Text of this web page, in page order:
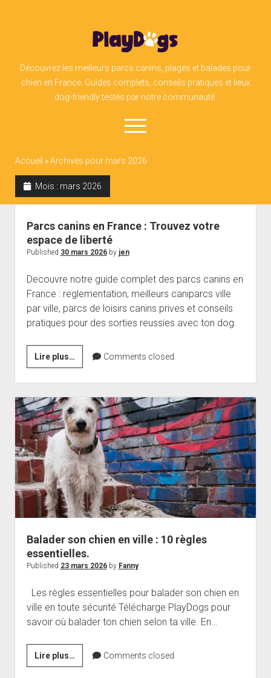
PlayDogs
Découvrez les meilleurs parcs canins, plages et balades pour
chien en France. Guides complets, conseils pratiques et lieux
dog-friendly testés par notre communauté.
open
menu
facebookinstagram
linkedinadmin@play-dogs.ch
Accueil »Archives pour mars 2026
Mois : mars 2026
Parcs canins en France : Trouvez votre
espace de liberté
Published 30 mars 2026by jen
Decouvre notre guide complet des parcs canins en
France : reglementation, meilleurs caniparcs ville
par ville, parcs de loisirs canins prives et conseils
pratiques pour des sorties reussies avec ton dog.
Lire plus… Parcs
canins
en
France
:
Trouvez
votre
espace
de
liberté
Comments closed
Balader son chien en ville : 10 règles
essentielles.
Published 23 mars 2026by Fanny
Les règles essentielles pour balader son chien en
ville en toute sécurité Télécharge PlayDogs pour
savoir où balader ton chien selon ta ville. En…
Lire plus… Balader
son
Comments closed